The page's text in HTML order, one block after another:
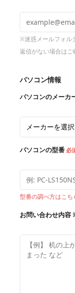
※迷惑メールフォル
返信がない場合はご
パソコン情報
パソコンのメーカ
パソコンの型番 必
型番の調べ方はこち
お問い合わせ内容